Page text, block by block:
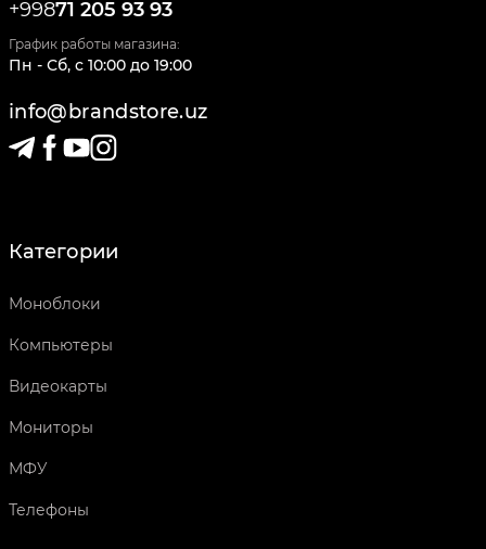
+99871 205 93 93
График работы магазина:
Пн - Сб, c 10:00 до 19:00
info@brandstore.uz
Категории
Моноблоки
Компьютеры
Видеокарты
Мониторы
МФУ
Телефоны